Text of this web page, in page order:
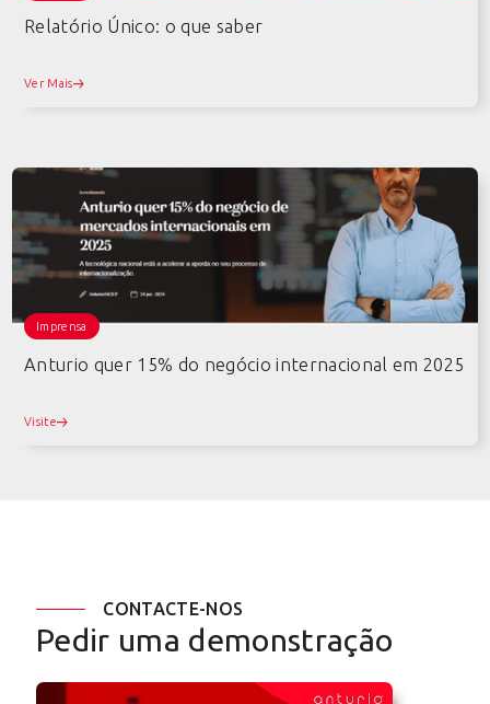
Relatório Único: o que saber
Ver Mais
Imprensa
Anturio quer 15% do negócio internacional em 2025
Visite
CONTACTE-NOS
Pedir uma demonstração